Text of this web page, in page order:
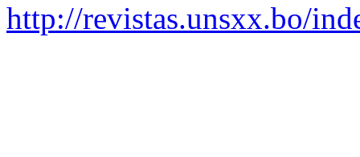
http://revistas.unsxx.bo/